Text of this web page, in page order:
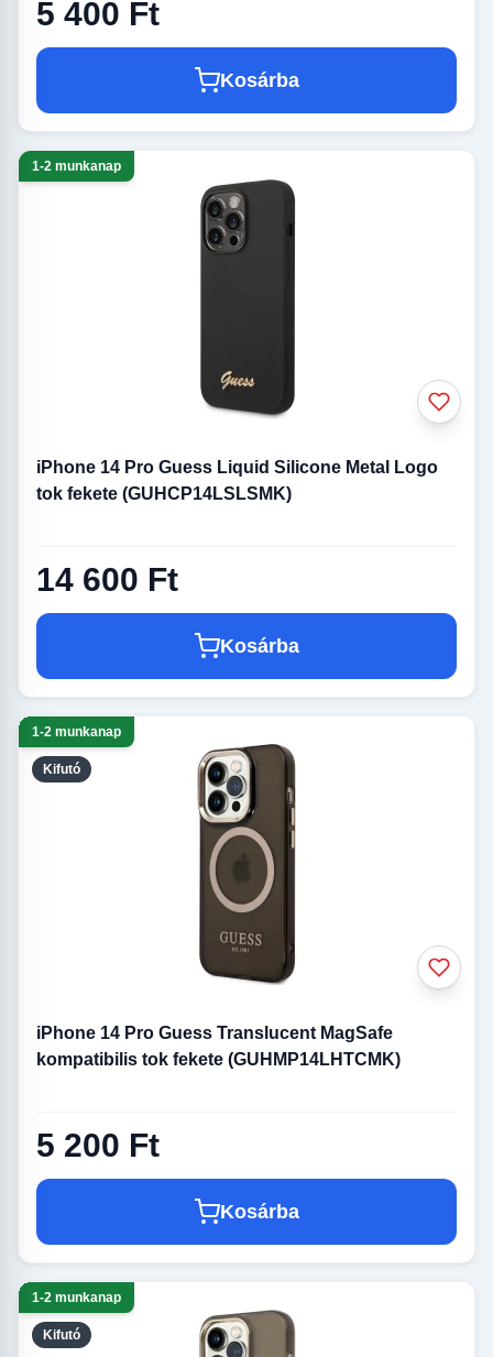
5 400 Ft
Kosárba
1-2 munkanap
iPhone 14 Pro Guess Liquid Silicone Metal Logo
tok fekete (GUHCP14LSLSMK)
14 600 Ft
Kosárba
Kifutó
1-2 munkanap
iPhone 14 Pro Guess Translucent MagSafe
kompatibilis tok fekete (GUHMP14LHTCMK)
5 200 Ft
Kosárba
Kifutó
1-2 munkanap